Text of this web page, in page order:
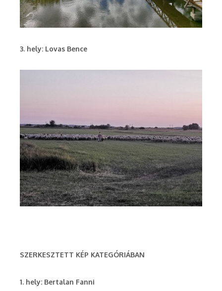
3. hely: Lovas Bence
SZERKESZTETT KÉP KATEGÓRIÁBAN
1. hely: Bertalan Fanni